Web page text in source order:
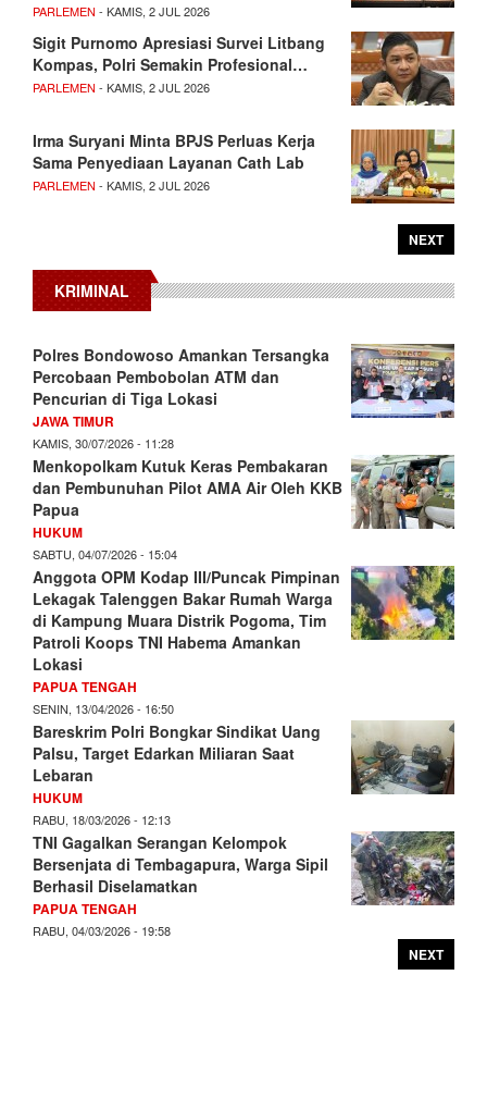
PARLEMEN - KAMIS, 2 JUL 2026
Sigit Purnomo Apresiasi Survei Litbang
Kompas, Polri Semakin Profesional…
PARLEMEN - KAMIS, 2 JUL 2026
Irma Suryani Minta BPJS Perluas Kerja
Sama Penyediaan Layanan Cath Lab
PARLEMEN - KAMIS, 2 JUL 2026
NEXT
KRIMINAL
Polres Bondowoso Amankan Tersangka
Percobaan Pembobolan ATM dan
Pencurian di Tiga Lokasi
JAWA TIMUR
KAMIS, 30/07/2026 - 11:28
Menkopolkam Kutuk Keras Pembakaran
dan Pembunuhan Pilot AMA Air Oleh KKB
Papua
HUKUM
SABTU, 04/07/2026 - 15:04
Anggota OPM Kodap III/Puncak Pimpinan
Lekagak Talenggen Bakar Rumah Warga
di Kampung Muara Distrik Pogoma, Tim
Patroli Koops TNI Habema Amankan
Lokasi
PAPUA TENGAH
SENIN, 13/04/2026 - 16:50
Bareskrim Polri Bongkar Sindikat Uang
Palsu, Target Edarkan Miliaran Saat
Lebaran
HUKUM
RABU, 18/03/2026 - 12:13
TNI Gagalkan Serangan Kelompok
Bersenjata di Tembagapura, Warga Sipil
Berhasil Diselamatkan
PAPUA TENGAH
RABU, 04/03/2026 - 19:58
NEXT